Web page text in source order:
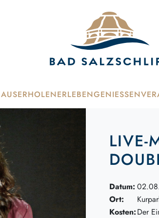
ERHOLENERLEBENGENIESSEN
LIVE-
Datum:
Ort:
Kosten:Der